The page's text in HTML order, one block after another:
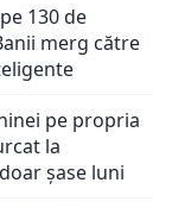
130 de
merg către
pe propria
la
șase luni